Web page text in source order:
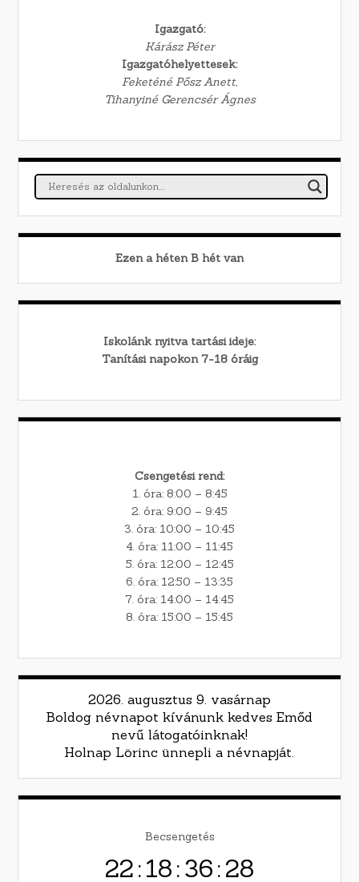
Igazgató:
Kárász Péter
Igazgatóhelyettesek:
Feketéné Pősz Anett,
Tihanyiné Gerencsér Ágnes
Ezen a héten B hét van
Iskolánk nyitva tartási ideje:
Tanítási napokon 7-18 óráig
Csengetési rend:
1. óra: 8:00 – 8:45
2. óra: 9:00 – 9:45
3. óra: 10:00 – 10:45
4. óra: 11:00 – 11:45
5. óra: 12:00 – 12:45
6. óra: 12:50 – 13:35
7. óra: 14:00 – 14:45
8. óra: 15:00 – 15:45
2026. augusztus 9. vasárnap
Boldog névnapot kívánunk kedves Emőd
nevű látogatóinknak!
Holnap Lörinc ünnepli a névnapját.
Becsengetés
22:18:36:27